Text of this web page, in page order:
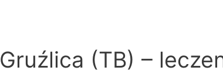
Gruźlica (TB) –